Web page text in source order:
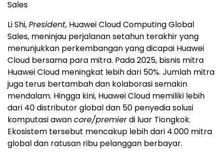
Sales
Li Shi,President, Huawei Cloud Computing Global
Sales, meninjau perjalanan setahun terakhir yang
menunjukkan perkembangan yang dicapai Huawei
Cloud bersama para mitra. Pada 2025, bisnis mitra
Huawei Cloud meningkat lebih dari 50%. Jumlah mitra
juga terus bertambah dan kolaborasi semakin
mendalam. Hingga kini, Huawei Cloud memiliki lebih
dari 40 distributor global dan 50 penyedia solusi
komputasi awancore/premierdi luar Tiongkok.
Ekosistem tersebut mencakup lebih dari 4.000 mitra
global dan ratusan ribu pelanggan berbayar.